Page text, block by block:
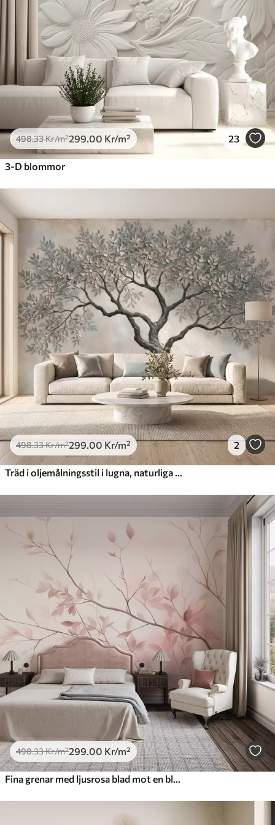
.67379.00 Kr/m²
Premiumvinyl
725.00435.00Kr/m²
Peel and Stick
.00 /m²
498.33Kr/m²299 .00 Kr/m² 23
3-D blommor
498.33Kr/m²299 .00 Kr/m² 2
498.33Kr/m²299 .00 Kr/m²